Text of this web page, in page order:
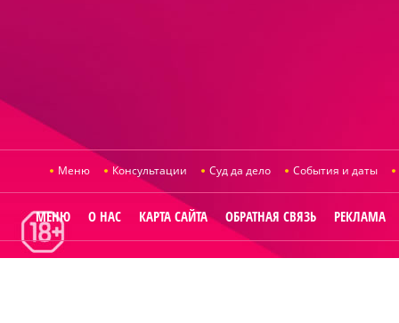
Меню Консультации Суд да дело События и даты
МЕНЮ О НАС КАРТА САЙТА ОБРАТНАЯ СВЯЗЬ РЕКЛАМА